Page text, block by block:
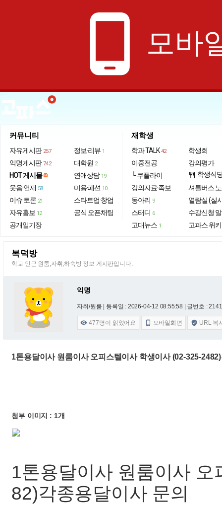
phone_android 모바
커뮤니티
자유게시판 257
익명게시판 742
HOT 게시물
웃음·연재 58
이슈·토론 21
자유홍보 12
공개일기장
정보·리뷰 1
대학원 2
연애상담 19
미용·패션 10
스타트업·창업
공식 오픈채팅
재학생
학과 TALK 42
이중전공
└ 쿠플라이
강의자료·족보
동아리 9
스터디 6
고대뉴스 1
학생회
강의평가
restaurant 학생식
셔틀버스
열람실 (실
수강신청
고파스 위키
복덕방
학교 인근 원룸,자취,하숙방 정보 게시판입니다.
익명
자취/원룸 | 등록일 : 2026-04-12 08:55:58 | 글번호 :
 477명이 읽었어요  모바일화면  URL 복
1톤용달이사 원룸이사 오피스텔이사 학생이사 (02-325-
첨부 이미지 : 1개
1톤용달이사 원룸이사
82)각종용달이사 문의